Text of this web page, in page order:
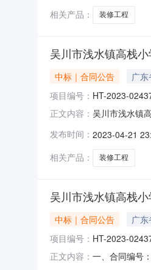
相关产品：
装修工程
吴川市浅水镇高栈
中标｜合同公告 广
项目编号： HT-2023-
正文内容： 吴川市浅水镇
江市吴川市吴
发布时间： 2023-04-21
相关产品：
装修工程
吴川市浅水镇高栈
中标｜合同公告 广
项目编号： HT-2023-
正文内容： 一、合同编号